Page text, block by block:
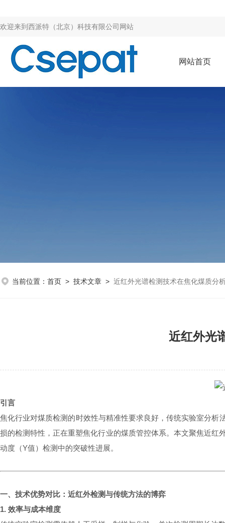
欢迎来到 西派特（北京）科技有限公司网站
网站首页
当前位置： 首页 > 技术文章 > 近红外光谱检测技术在焦化煤质分
近红外光
引言
焦化行业对煤质检测的时效性与精准性要求良好 ，传统实验室分析
损的检测特性，正在重塑焦化行业的煤质管控体系。本文聚焦近
动度（Y值）检测中的突破性进展。
一、技术优势对比：近红外检测与传统方法的博弈
1. 效率与成本维度